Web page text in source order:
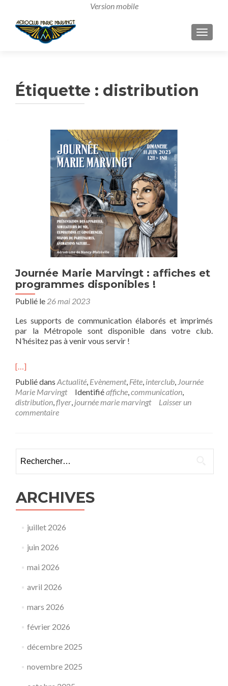
Étiquette : distribution
Journée Marie Marvingt : affiches et
programmes disponibles !
Publié le 26 mai 2023
Les supports de communication élaborés et imprimés
par la Métropole sont disponible dans votre club.
N’hésitez pas à venir vous servir !
[…]
Publié dans Actualité, Evènement, Fête, interclub, Journée
Marie Marvingt
Identifiéaffiche,communication,
distribution,flyer, journée marie marvingt
Laisser un
commentaire
ARCHIVES
juillet 2026
juin 2026
mai 2026
avril 2026
mars 2026
février 2026
décembre 2025
novembre 2025